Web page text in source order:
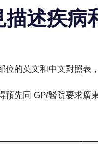
描述疾病
位的英文和中文對照表
預先同 GP/醫院要求廣